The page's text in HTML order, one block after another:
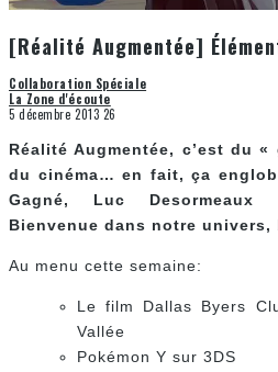
[Réalité Augmentée]
Collaboration Spéciale
La Zone d'écoute
5 décembre 2013 26
Réalité Augmentée, c’est du
du cinéma… en fait, ça
Gagné, Luc Desormeaux
Bienvenue dans notre univers,
Au menu cette semaine:
Le film Dallas Byers
Vallée
Pokémon Y sur 3DS